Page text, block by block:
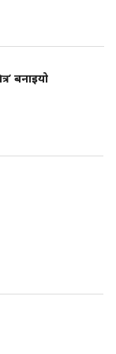
बनाइयो